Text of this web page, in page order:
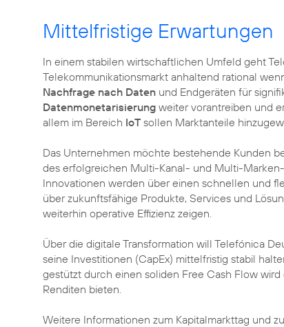
Mittelfristige Erwartungen
In einem stabilen wirtschaftlichen Umfeld geht
Telekommunikationsmarkt anhaltend rational
Nachfrage nach Daten und Endgeräten für
Datenmonetarisierung weiter vorantreiben und
allem im Bereich IoT sollen Marktanteile
Das Unternehmen möchte bestehende Kunden
des erfolgreichen Multi-Kanal- und Multi-
Innovationen werden über einen schnellen und
über zukunftsfähige Produkte, Services und
weiterhin operative Effizienz zeigen.
Über die digitale Transformation will Telefónica
seine Investitionen (CapEx) mittelfristig stabil
gestützt durch einen soliden Free Cash Flow
Renditen bieten.
Weitere Informationen zum Kapitalmarkttag und